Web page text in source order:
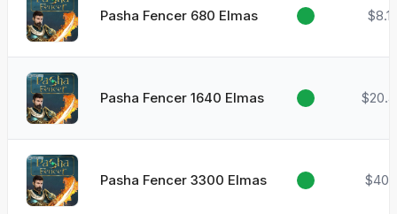
Pasha Fencer 680 Elmas
Pasha Fencer 1640 Elmas
Pasha Fencer 3300 Elmas